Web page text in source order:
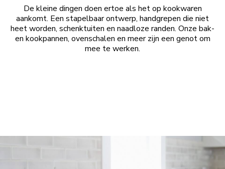
De kleine dingen doen ertoe als het op kookwaren
aankomt. Een stapelbaar ontwerp, handgrepen die niet
heet worden, schenktuiten en naadloze randen. Onze bak-
en kookpannen, ovenschalen en meer zijn een genot om
mee te werken.